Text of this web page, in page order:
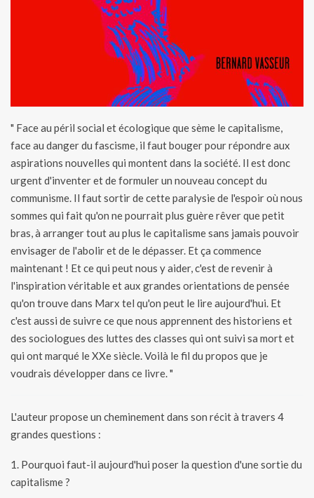
" Face au péril social et écologique que sème le capitalisme,
face au danger du fascisme, il faut bouger pour répondre aux
aspirations nouvelles qui montent dans la société. Il est donc
urgent d'inventer et de formuler un nouveau concept du
communisme. Il faut sortir de cette paralysie de l'espoir où nous
sommes qui fait qu'on ne pourrait plus guère rêver que petit
bras, à arranger tout au plus le capitalisme sans jamais pouvoir
envisager de l'abolir et de le dépasser. Et ça commence
maintenant ! Et ce qui peut nous y aider, c'est de revenir à
l'inspiration véritable et aux grandes orientations de pensée
qu'on trouve dans Marx tel qu'on peut le lire aujourd'hui. Et
c'est aussi de suivre ce que nous apprennent des historiens et
des sociologues des luttes des classes qui ont suivi sa mort et
qui ont marqué le XXe siècle. Voilà le fil du propos que je
voudrais développer dans ce livre. "
L'auteur propose un cheminement dans son récit à travers 4
grandes questions :
1. Pourquoi faut-il aujourd'hui poser la question d'une sortie du
capitalisme ?